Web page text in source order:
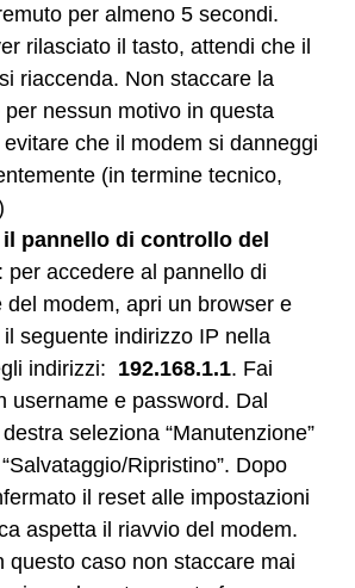
per almeno 5 secondi.
rilasciato il tasto, attendi che il
riaccenda. Non staccare la
per nessun motivo in questa
che il modem si danneggi
(in termine tecnico,
il pannello di controllo del
: per accedere al pannello di
del modem, apri un browser e
seguente indirizzo IP nella
indirizzi: 192.168.1.1. Fai
username e password. Dal
seleziona “Manutenzione”
Ripristino”. Dopo
il reset alle impostazioni
aspetta il riavvio del modem.
questo caso non staccare mai